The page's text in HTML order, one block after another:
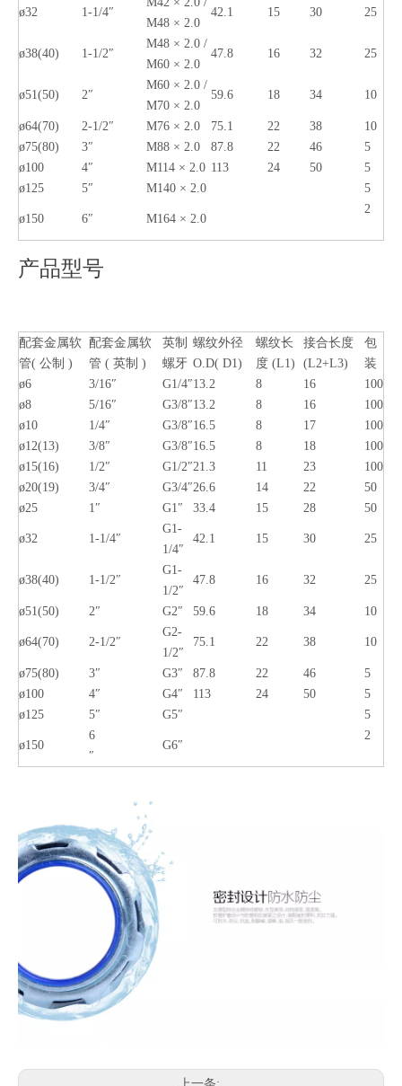
ø32 1-1/4″
M48 × 2.0
42.1 15 30 25
ø38(40) 1-1/2″
M48 × 2.0 /
M60 × 2.0
47.8 16 32 25
ø51(50) 2″
M60 × 2.0 /
M70 × 2.0
59.6 18 34 10
ø64(70) 2-1/2″ M76 × 2.0 75.1 22 38
10
ø75(80)
3″ M88 × 2.0 87.8 22 46
5
ø100
4″ M114 × 2.0 113 24 50
5
ø125
5″ M140 × 2.0 5
ø150 6″ M164 × 2.0
2
产品型号
配套金属软
管( 公制 )
配套金属软
管 ( 英制 )
英制
螺牙
螺纹外径
O.D( D1)
螺纹长
度 (L1)
接合长度
(L2+L3)
包
装
ø6
3/16″ G1/4″13.2 8 16
100
ø8
5/16″ G3/8″13.2 8 16
100
ø10
1/4″ G3/8″16.5 8 17
100
ø12(13)
3/8″ G3/8″16.5 8 18
100
ø15(16)
1/2″ G1/2″21.3 11 23
100
ø20(19)
3/4″ G3/4″26.6 14 22
50
ø25
1″ G1″ 33.4 15 28 50
ø32 1-1/4″
G1-
1/4″
42.1 15 30 25
ø38(40) 1-1/2″
G1-
1/2″
47.8 16 32 25
ø51(50) 2″ G2″ 59.6 18 34 10
ø64(70) 2-1/2″
G2-
1/2″
75.1 22 38 10
ø75(80) 3″ G3″ 87.8 22 46
5
ø100
4″ G4″ 113 24 50
5
ø125
5″ G5″ 5
ø150
6
″
G6″
2